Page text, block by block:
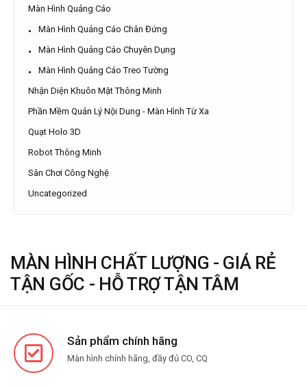
Màn Hình Quảng Cáo
Màn Hình Quảng Cáo Chân Đứng
Màn Hình Quảng Cáo Chuyên Dụng
Màn Hình Quảng Cáo Treo Tường
Nhận Diện Khuôn Mặt Thông Minh
Phần Mềm Quản Lý Nội Dung - Màn Hình Từ Xa
Quạt Holo 3D
Robot Thông Minh
Sân Chơi Công Nghệ
Uncategorized
MÀN HÌNH CHẤT LƯỢNG - GIÁ RẺ
TẬN GỐC - HỖ TRỢ TẬN TÂM
Sản phẩm chính hãng
Màn hình chính hãng, đầy đủ CO, CQ